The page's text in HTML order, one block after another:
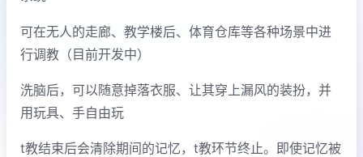
可在无人的走廊、教学楼后、体育仓库等各种场景中进
行调教（目前开发中）
洗脑后，可以随意掉落衣服、让其穿上漏风的装扮，并
用玩具、手自由玩
t教结束后会清除期间的记忆，t教环节终止。即使记忆被